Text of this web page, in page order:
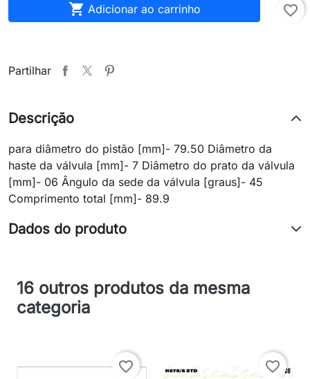
 Adicionar ao carrinho favorite_border
Partilhar
Descrição
para diâmetro do pistão [mm]- 79.50 Diâmetro da
haste da válvula [mm]- 7 Diâmetro do prato da válvula
[mm]- 06 Ângulo da sede da válvula [graus]- 45
Comprimento total [mm]- 89.9
Dados do produto
16 outros produtos da mesma
categoria
favorite_border favorite_border